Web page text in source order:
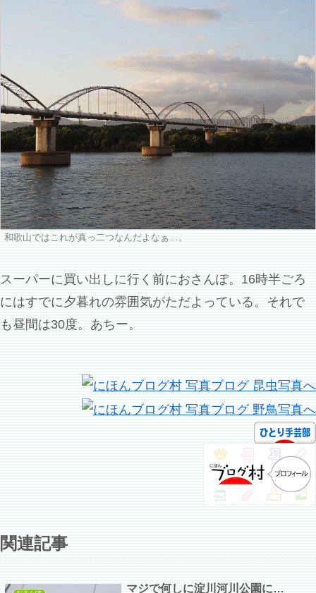
和歌山ではこれが真っ二つなんだよなぁ…。
スーパーに買い出しに行く前におさんぽ。16時半ごろ
にはすでに夕暮れの雰囲気がただよっている。それで
も昼間は30度。あちー。
関連記事
マジで何しに淀川河川公園に…